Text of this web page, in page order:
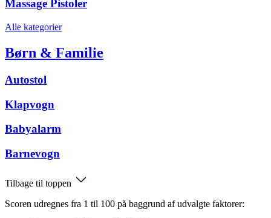
Massage Pistoler
Alle kategorier
Børn & Familie
Autostol
Klapvogn
Babyalarm
Barnevogn
Tilbage til toppen
Scoren udregnes fra 1 til 100 på baggrund af udvalgte faktorer: